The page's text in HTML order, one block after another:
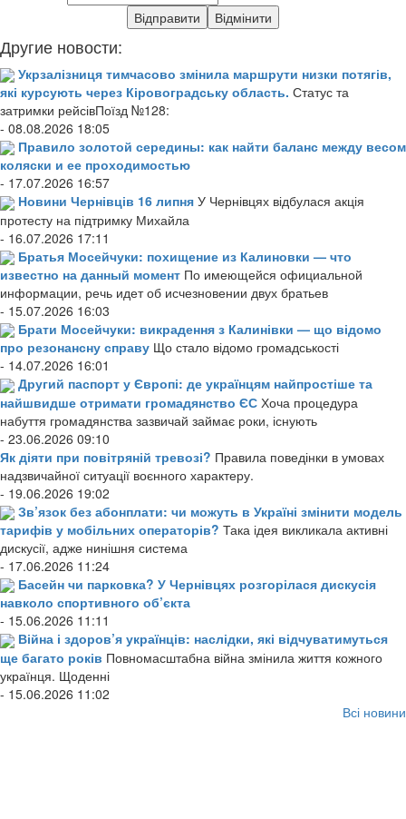
Другие новости:
Укрзалізниця тимчасово змінила маршрути низки потягів,
які курсують через Кіровоградську область. Статус та
затримки рейсівПоїзд №128:
- 08.08.2026 18:05
Правило золотой середины: как найти баланс между весом
коляски и ее проходимостью
- 17.07.2026 16:57
Новини Чернівців 16 липня У Чернівцях відбулася акція
протесту на підтримку Михайла
- 16.07.2026 17:11
Братья Мосейчуки: похищение из Калиновки — что
известно на данный момент По имеющейся официальной
информации, речь идет об исчезновении двух братьев
- 15.07.2026 16:03
Брати Мосейчуки: викрадення з Калинівки — що відомо
про резонансну справу Що стало відомо громадськості
- 14.07.2026 16:01
Другий паспорт у Європі: де українцям найпростіше та
найшвидше отримати громадянство ЄС Хоча процедура
набуття громадянства зазвичай займає роки, існують
- 23.06.2026 09:10
Як діяти при повітряній тревозі? Правила поведінки в умовах
надзвичайної ситуації воєнного характеру.
- 19.06.2026 19:02
Зв’язок без абонплати: чи можуть в Україні змінити модель
тарифів у мобільних операторів? Така ідея викликала активні
дискусії, адже нинішня система
- 17.06.2026 11:24
Басейн чи парковка? У Чернівцях розгорілася дискусія
навколо спортивного об’єкта
- 15.06.2026 11:11
Війна і здоров’я українців: наслідки, які відчуватимуться
ще багато років Повномасштабна війна змінила життя кожного
українця. Щоденні
- 15.06.2026 11:02
Всі новини